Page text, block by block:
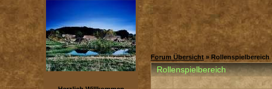
Forum Übersicht » Rollenspielbereich
Rollenspielbereich